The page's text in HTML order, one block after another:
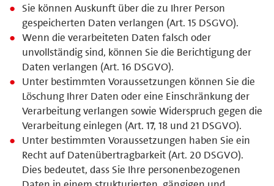
Sie können Auskunft über die zu Ihrer Person
gespeicherten Daten verlangen (Art. 15 DSGVO).
Wenn die verarbeiteten Daten falsch oder
unvollständig sind, können Sie die Berichtigung der
Daten verlangen (Art. 16 DSGVO).
Unter bestimmten Voraussetzungen können Sie die
Löschung Ihrer Daten oder eine Einschränkung der
Verarbeitung verlangen sowie Widerspruch gegen die
Verarbeitung einlegen (Art. 17, 18 und 21 DSGVO).
Unter bestimmten Voraussetzungen haben Sie ein
Recht auf Datenübertragbarkeit (Art. 20 DSGVO).
Dies bedeutet, dass Sie Ihre personenbezogenen